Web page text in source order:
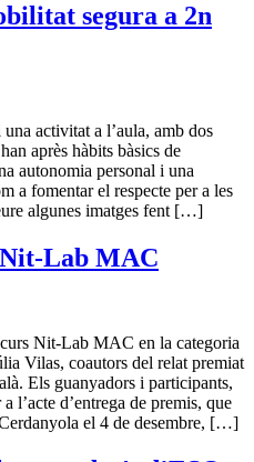
segura a 2n
activitat a l’aula, amb dos
après hàbits bàsics de
autonomia personal i una
a fomentar el respecte per a les
algunes imatges fent […]
Lab MAC
Nit-Lab MAC en la categoria
Vilas, coautors del relat premiat
Els guanyadors i participants,
l’acte d’entrega de premis, que
el 4 de desembre, […]